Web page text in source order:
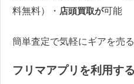
料無料）・ 店頭買取が可能
簡単査定で気軽にギアを売
フリマアプリを利用する